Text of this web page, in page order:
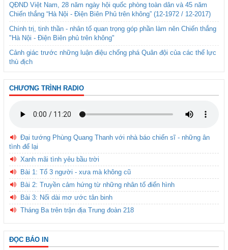
QĐND Việt Nam, 28 năm ngày hội quốc phòng toàn dân và 45 năm
Chiến thắng “Hà Nội - Điện Biên Phủ trên không” (12-1972 / 12-2017)
Chính trị, tinh thần - nhân tố quan trọng góp phần làm nên Chiến thắng
"Hà Nội - Điện Biên phủ trên không"
Cảnh giác trước những luận điệu chống phá Quân đội của các thế lực
thù địch
CHƯƠNG TRÌNH RADIO
Đại tướng Phùng Quang Thanh với nhà báo chiến sĩ - những ân
tình để lại
Xanh mãi tình yêu bầu trời
Bài 1: Tổ 3 người - xưa mà không cũ
Bài 2: Truyền cảm hứng từ những nhân tố điển hình
Bài 3: Nối dài mơ ước tân binh
Tháng Ba trên trận địa Trung đoàn 218
ĐỌC BÁO IN